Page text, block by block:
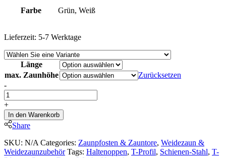
Farbe Grün, Weiß
Lieferzeit: 5-7 Werktage
Länge
max. Zaunhöhe
Zurücksetzen
T-
Pfosten
Standard
quantity
-
+
In den Warenkorb
Share
SKU: N/A Categories: Zaunpfosten & Zauntore, Weidezaun &
Weidezaunzubehör Tags: Haltenoppen, T-Profil, Schienen-Stahl, T-